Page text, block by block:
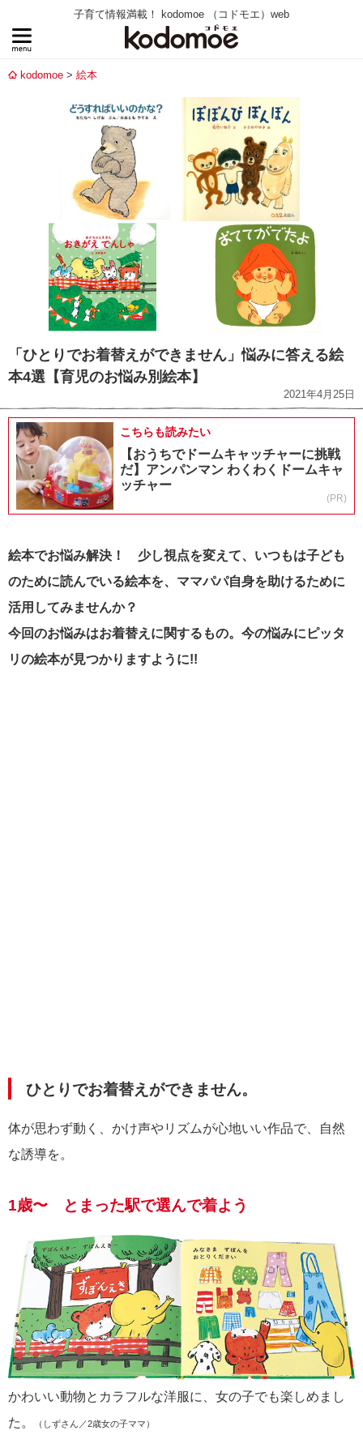
子育て情報満載！ kodomoe （コドモエ）web
kodomoe 絵本
「ひとりでお着替えができません」悩みに答える絵
本4選【育児のお悩み別絵本】
2021年4月25日
こちらも読みたい
【おうちでドームキャッチャーに挑戦
だ】アンパンマン わくわくドームキャ
ッチャー
(PR)
絵本でお悩み解決！ 少し視点を変えて、いつもは子ども
のために読んでいる絵本を、ママパパ自身を助けるために
活用してみませんか？
今回のお悩みはお着替えに関するもの。今の悩みにピッタ
リの絵本が見つかりますように!!
ひとりでお着替えができません。
体が思わず動く、かけ声やリズムが心地いい作品で、自然
な誘導を。
1歳〜 とまった駅で選んで着よう
かわいい動物とカラフルな洋服に、女の子でも楽しめまし
た。
（しずさん／2歳女の子ママ）